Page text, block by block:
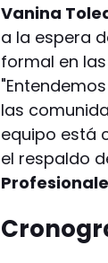
Vanina
a la espera
formal en
las
equipo está
el respaldo